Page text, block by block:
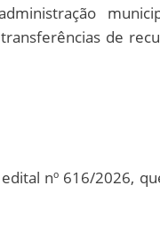
de
nº 616/2026,